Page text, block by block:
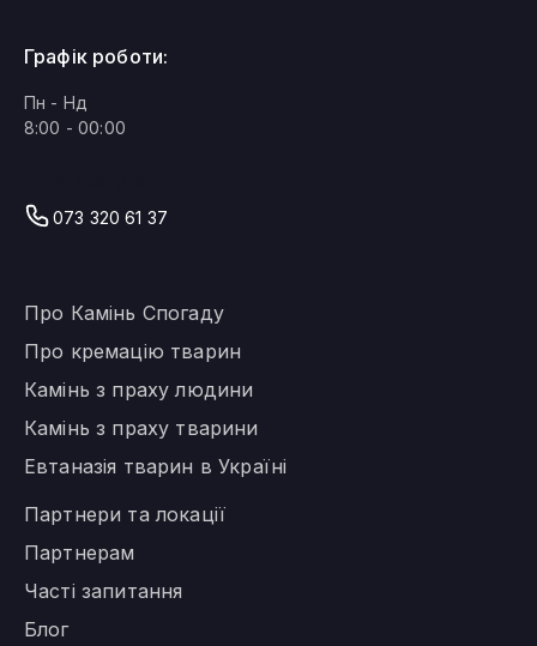
Про Камінь Спогаду
Про кремацію тварин
Камінь з праху людини
Камінь з праху тварини
Евтаназія тварин в Україні
Партнери та локації
Партнерам
Часті запитання
Блог
Графік роботи:
Пн - Нд
8:00 - 00:00
073 320 61 37